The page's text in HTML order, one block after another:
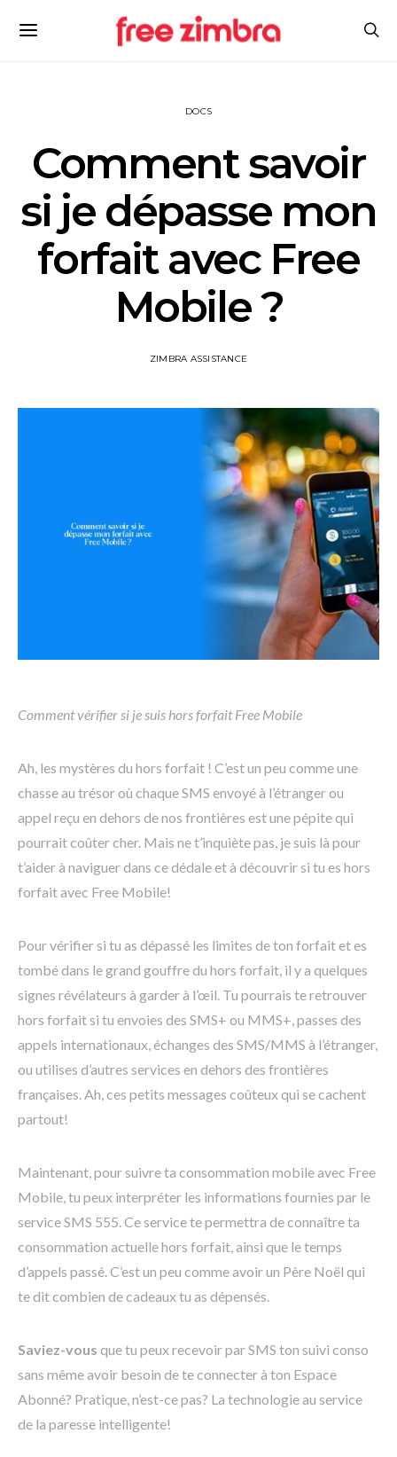
DOCS
Comment savoir
si je dépasse mon
forfait avec Free
Mobile ?
ZIMBRA ASSISTANCE
Comment vérifier si je suis hors forfait Free Mobile
Ah, les mystères du hors forfait ! C’est un peu comme une
chasse au trésor où chaque SMS envoyé à l’étranger ou
appel reçu en dehors de nos frontières est une pépite qui
pourrait coûter cher. Mais ne t’inquiète pas, je suis là pour
t’aider à naviguer dans ce dédale et à découvrir si tu es hors
forfait avec Free Mobile!
Pour vérifier si tu as dépassé les limites de ton forfait et es
tombé dans le grand gouffre du hors forfait, il y a quelques
signes révélateurs à garder à l’œil. Tu pourrais te retrouver
hors forfait si tu envoies des SMS+ ou MMS+, passes des
appels internationaux, échanges des SMS/MMS à l’étranger,
ou utilises d’autres services en dehors des frontières
françaises. Ah, ces petits messages coûteux qui se cachent
partout!
Maintenant, pour suivre ta consommation mobile avec Free
Mobile, tu peux interpréter les informations fournies par le
service SMS 555. Ce service te permettra de connaître ta
consommation actuelle hors forfait, ainsi que le temps
d’appels passé. C’est un peu comme avoir un Père Noël qui
te dit combien de cadeaux tu as dépensés.
Saviez-vous que tu peux recevoir par SMS ton suivi conso
sans même avoir besoin de te connecter à ton Espace
Abonné? Pratique, n’est-ce pas? La technologie au service
de la paresse intelligente!